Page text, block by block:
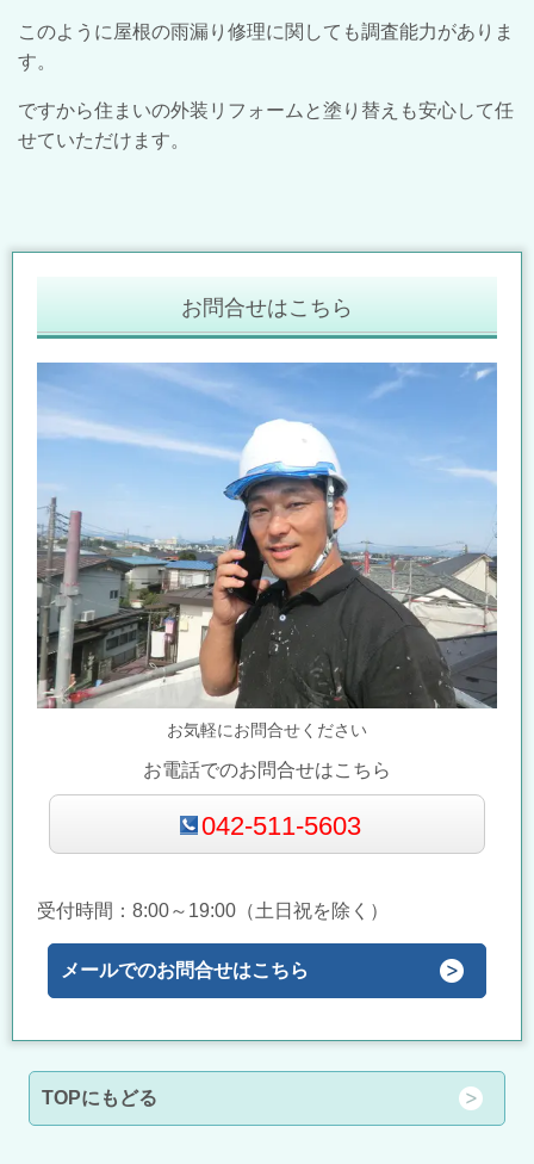
このように屋根の雨漏り修理に関しても調査能力がありま
す。
ですから住まいの外装リフォームと塗り替えも安心して任
せていただけます。
お問合せはこちら
お気軽にお問合せください
お電話でのお問合せはこちら
042-511-5603
受付時間：8:00～19:00（土日祝を除く）
メールでのお問合せはこちら
TOPにもどる